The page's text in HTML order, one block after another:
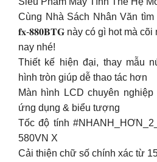
Cùng Nhà Sách Nhân Văn
𝐟𝐱-𝟖𝟖𝟎𝐁𝐓𝐆 này có gì hot mà cõi
nay nhé!
Thiết kế hiện đại, thay mẫu
hình tròn giúp dễ thao tác hơn
Màn hình LCD chuyên
ứng dụng & biểu tượng
Tốc độ tính
580VN X
Cải thiện chữ số chính xác từ